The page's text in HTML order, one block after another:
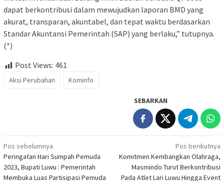
dapat berkontribusi dalam mewujudkan laporan BMD yang
akurat, transparan, akuntabel, dan tepat waktu berdasarkan
Standar Akuntansi Pemerintah (SAP) yang berlaku,” tutupnya.
(*)
Post Views: 461
Aksi Perubahan Kominfo
SEBARKAN
Navigasi
pos
Pos sebelumnya
Peringatan Hari Sumpah Pemuda
2023, Bupati Luwu : Pemerintah
Membuka Luas Partisipasi Pemuda
Pos berikutnya
Komitmen Kembangkan Olahraga,
Masmindo Turut Berkontribusi
Pada Atlet Lari Luwu Hingga Event